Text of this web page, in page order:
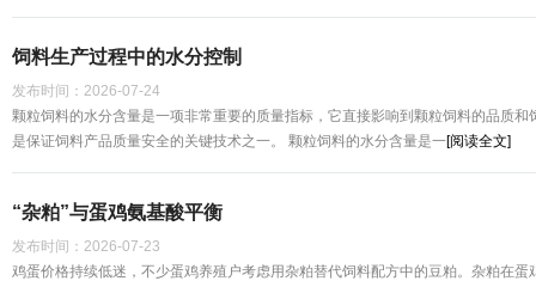
饲料生产过程中的水分控制
发布时间： 2026-07-24
颗粒饲料的水分含量是一项非常重要的质量指标，它直接影响到颗粒饲料的品质
是保证饲料产品质量安全的关键技术之一。 颗粒饲料的水分含量是一[阅读全文]
“杂粕”与蛋鸡氨基酸平衡
发布时间： 2026-07-23
鸡蛋价格持续低迷，不少蛋鸡养殖户考虑用杂粕替代饲料配方中的豆粕。杂粕在